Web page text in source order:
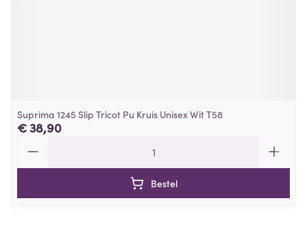
Suprima 1245 Slip Tricot Pu Kruis Unisex Wit T58
€ 38,90
Bestel